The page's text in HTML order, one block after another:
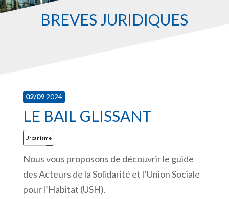
BRÉVES JURIDIQUES
02/092024
LE BAIL GLISSANT
Urbanisme
Nous vous proposons de découvrir le guide
des Acteurs de la Solidarité et l’Union Sociale
pour l’Habitat (USH).